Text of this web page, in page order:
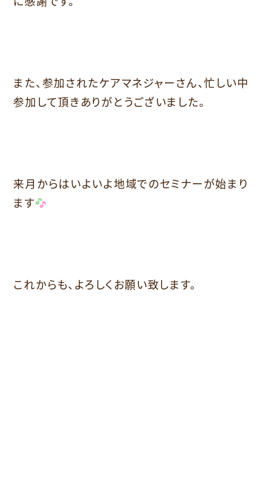
また、参加されたケアマネジャーさん、忙しい中
参加して頂きありがとうございました。
来月からはいよいよ地域でのセミナーが始まり
ます
これからも、よろしくお願い致します。